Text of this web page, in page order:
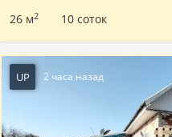
26 м2 10 соток
UP 2 часа назад